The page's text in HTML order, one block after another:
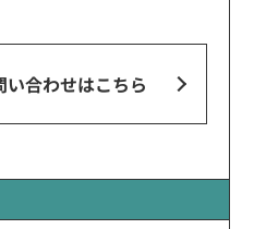
い合わせはこちら